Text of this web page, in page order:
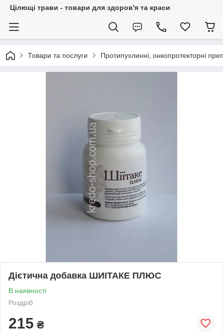
Цілющі трави - товари для здоров'я та краси
Товари та послуги Протипухлинні, онкопротекторні
Дієтична добавка ШИІТАКЕ ПЛЮС
В наявності
Роздріб
215 ₴